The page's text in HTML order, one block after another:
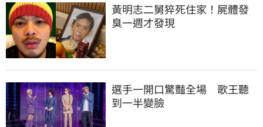
黃明志二舅猝死住家！屍體發
臭一週才發現
選手一開口驚豔全場　歌王聽
到一半變臉